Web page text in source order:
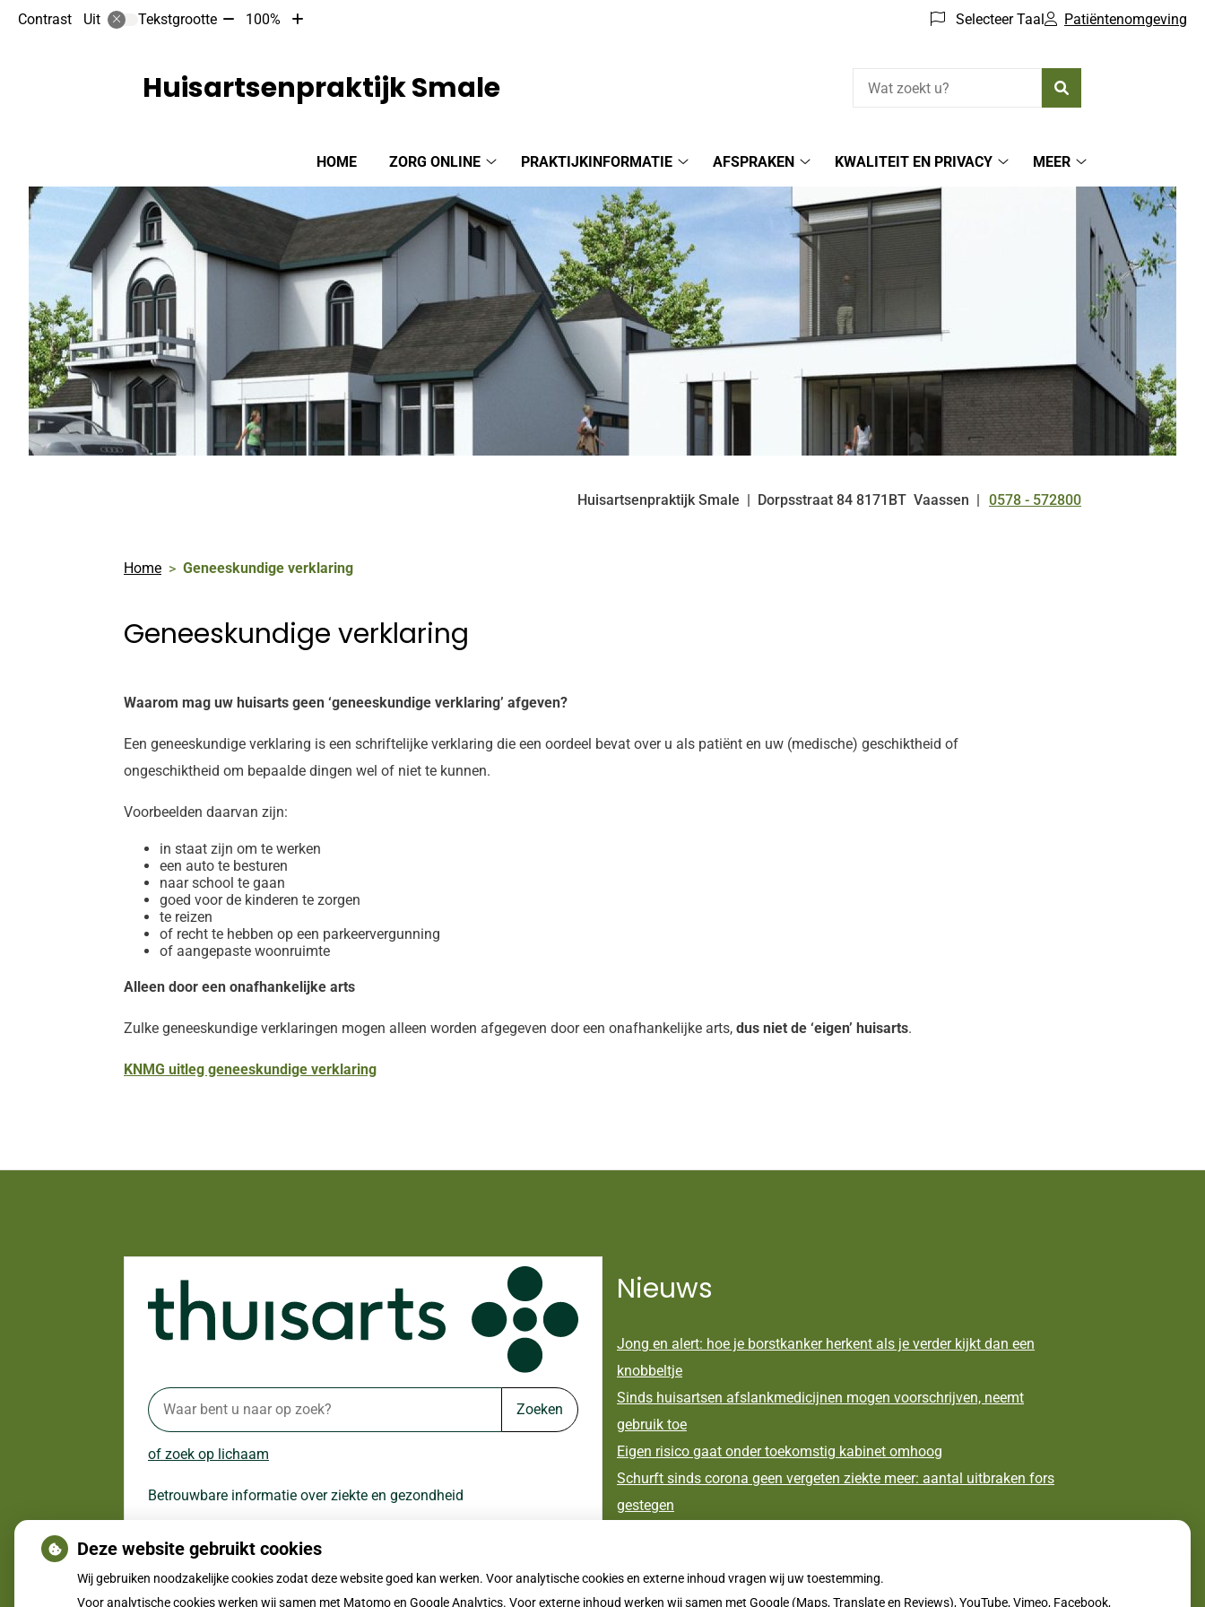
Contrast Uit Tekstgrootte Tekst
10%
100%
Tekst
Selecteer Taal Patiëntenomgeving
HOME
ZORG ONLINE
submenu
PRAKTIJKINFORMATIE
AFSPRAKEN
submenu
KWALITEIT EN PRIVACY
MEER
submenu
Huisartsenpraktijk Smale
Huisartsenpraktijk Smale Dorpsstraat 84 8171BT Vaassen Tel:
0578 - 572800
Home Geneeskundige verklaring
Geneeskundige verklaring
Waarom mag uw huisarts geen ‘geneeskundige verklaring’ afgeven?
Een geneeskundige verklaring is een schriftelijke verklaring die een oordeel bevat over u als patiënt en uw (medische) geschiktheid of
ongeschiktheid om bepaalde dingen wel of niet te kunnen.
Voorbeelden daarvan zijn:
in staat zijn om te werken
een auto te besturen
naar school te gaan
goed voor de kinderen te zorgen
te reizen
of recht te hebben op een parkeervergunning
of aangepaste woonruimte
Alleen door een onafhankelijke arts
Zulke geneeskundige verklaringen mogen alleen worden afgegeven door een onafhankelijke arts, dus niet de ‘eigen’ huisarts.
KNMG uitleg geneeskundige verklaring
Zoeken
of zoek op lichaam
Betrouwbare informatie over ziekte en gezondheid
Nieuws
Jong en alert: hoe je borstkanker herkent als je verder kijkt dan een
knobbeltje
Sinds huisartsen afslankmedicijnen mogen voorschrijven, neemt
gebruik toe
Eigen risico gaat onder toekomstig kabinet omhoog
Schurft sinds corona geen vergeten ziekte meer: aantal uitbraken fors
gestegen
Deze website gebruikt cookies
Wij gebruiken noodzakelijke cookies zodat deze website goed kan werken. Voor analytische cookies en externe inhoud vragen wij uw toestemming.
Voor analytische cookies werken wij samen met Matomo en Google Analytics. Voor externe inhoud werken wij samen met Google (Maps, Translate en Reviews), YouTube, Vimeo, Facebook,